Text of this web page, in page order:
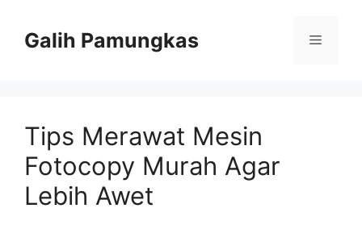
Galih Pamungkas Menu
Tips Merawat Mesin
Fotocopy Murah Agar
Lebih Awet